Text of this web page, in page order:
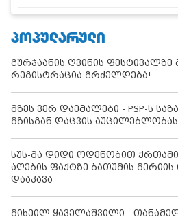
ᲞᲝᲞᲣᲚᲐᲠᲣᲚᲘ
გურჯაანის ღვინის ფესტივალზე
რეგისტრაცია გრძელდება!
მზეს ვერ დაემალები - PSP-ს
მზისგან დაცვის აუცილებლობას
სუს-მა დიდი ოდენობით
აღების ფაქტზე ბათუმის
დააკავა
მიხეილ ყაველაშვილი -